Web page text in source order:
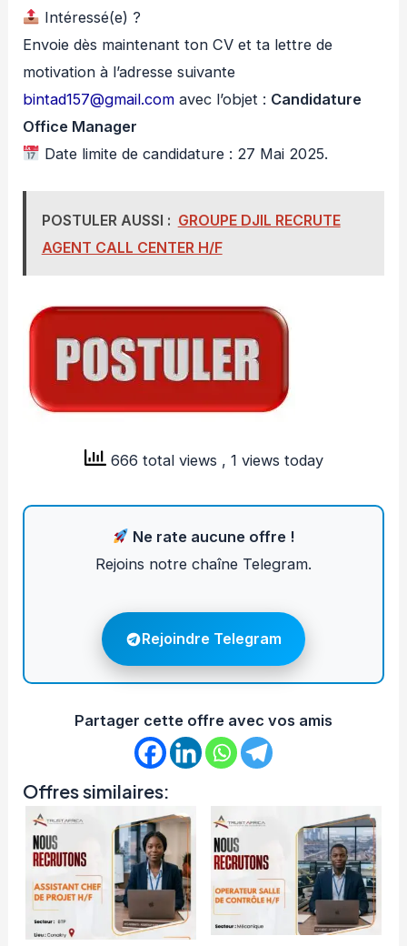
Intéressé(e) ?
Envoie dès maintenant ton CV et ta lettre de
motivation à l’adresse suivante
bintad157@gmail.com avec l’objet : Candidature
Office Manager
Date limite de candidature : 27 Mai 2025.
POSTULER AUSSI : GROUPE DJIL RECRUTE
AGENT CALL CENTER H/F
666 total views , 1 views today
Ne rate aucune offre !
Rejoins notre chaîne Telegram.
Rejoindre Telegram
Partager cette offre avec vos amis
Offres similaires: